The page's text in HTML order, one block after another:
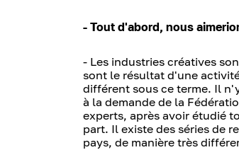
- Tout d'abord, nous
- Les industries créatives
sont le résultat d'une
différent sous ce terme. Il
à la demande de la
experts, après avoir étudié
part. Il existe des séries de
pays, de manière très